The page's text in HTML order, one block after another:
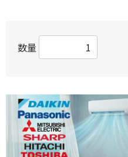
数量